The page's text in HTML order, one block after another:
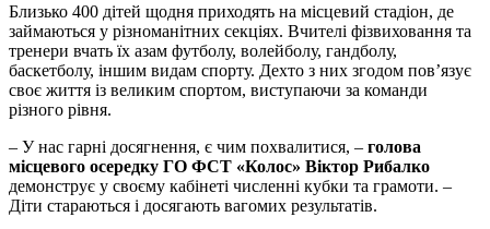
Близько 400 дітей щодня приходять на місцевий стадіон, де
займаються у різноманітних секціях. Вчителі фізвиховання та
тренери вчать їх азам футболу, волейболу, гандболу,
баскетболу, іншим видам спорту. Дехто з них згодом пов’язує
своє життя із великим спортом, виступаючи за команди
різного рівня.
– У нас гарні досягнення, є чим похвалитися, – голова
місцевого осередку ГО ФСТ «Колос» Віктор Рибалко
демонструє у своєму кабінеті численні кубки та грамоти. –
Діти стараються і досягають вагомих результатів.